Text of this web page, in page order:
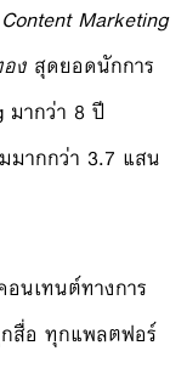
Marketing
ง สุดยอดนักการ
มากว่า 8 ปี
มากกว่า 3.7 แสน
นเทนต์ทางการ
สื่อ ทุกแพลตฟอร์